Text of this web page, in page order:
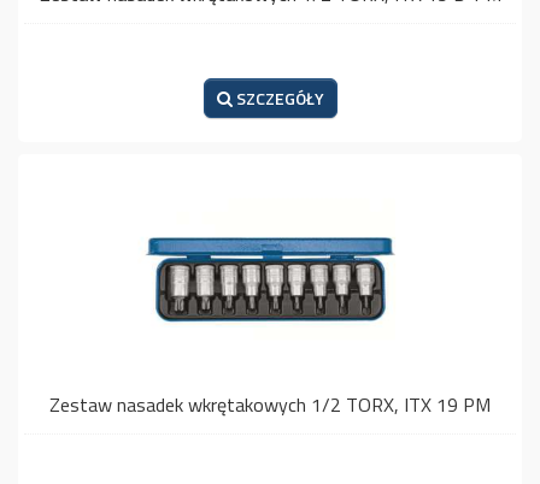
SZCZEGÓŁY
Zestaw nasadek wkrętakowych 1/2 TORX, ITX 19 PM